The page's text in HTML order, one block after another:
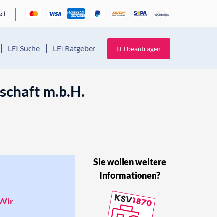
LEI Suche LEI Ratgeber LEI beantragen
m.b.H.
Sie wollen weitere
Informationen?